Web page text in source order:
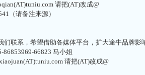
请把(AT)改成@
（请备注来源）
们联系，希望借助各媒体平台，扩大途牛品牌影
86853969-66823 马小姐
请把(AT)改成@